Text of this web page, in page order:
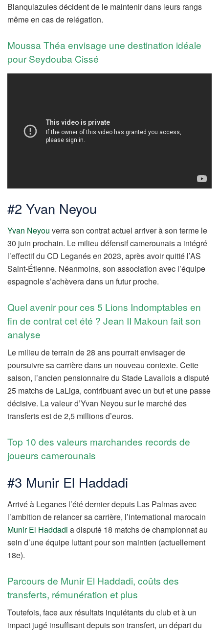
Blanquiazules décident de le maintenir dans leurs rangs
même en cas de relégation.
Moussa Théa envisage une destination idéale
pour Seydouba Cissé
#2 Yvan Neyou
Yvan Neyou verra son contrat actuel arriver à son terme le
30 juin prochain. Le milieu défensif camerounais a intégré
l’effectif du CD Leganés en 2023, après avoir quitté l’AS
Saint-Étienne. Néanmoins, son association avec l’équipe
espagnole s’achèvera dans un futur proche.
Quel avenir pour ces 5 Lions Indomptables en
fin de contrat cet été ? Jean II Makoun fait son
analyse
Le milieu de terrain de 28 ans pourrait envisager de
poursuivre sa carrière dans un nouveau contexte. Cette
saison, l’ancien pensionnaire du Stade Lavallois a disputé
25 matchs de LaLiga, contribuant avec un but et une passe
décisive. La valeur d’Yvan Neyou sur le marché des
transferts est de 2,5 millions d’euros.
Top 10 des valeurs marchandes records de
joueurs camerounais
#3 Munir El Haddadi
Arrivé à Leganes l’été dernier depuis Las Palmas avec
l’ambition de relancer sa carrière, l’international marocain
Munir El Haddadi a disputé 18 matchs de championnat au
sein d’une équipe luttant pour son maintien (actuellement
18e).
Parcours de Munir El Haddadi, coûts des
transferts, rémunération et plus
Toutefois, face aux résultats inquiétants du club et à un
impact jugé insuffisant depuis son transfert, un départ du